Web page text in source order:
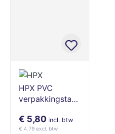
HPX PVC
verpakkingstape
50mm x 66m
€ 5,80 incl. btw
€ 4,79 excl. btw